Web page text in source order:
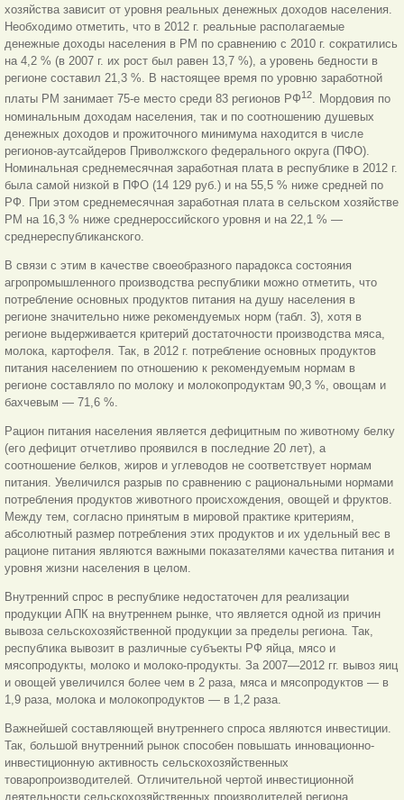
хозяйства зависит от уровня реальных денежных доходов населения.
Необходимо отметить, что в 2012 г. реальные располагаемые
денежные доходы населения в РМ по сравнению с 2010 г. сократились
на 4,2 % (в 2007 г. их рост был равен 13,7 %), а уровень бедности в
регионе составил 21,3 %. В настоящее время по уровню заработной
платы РМ занимает 75-е место среди 83 регионов РФ12. Мордовия по
номинальным доходам населения, так и по соотношению душевых
денежных доходов и прожиточного минимума находится в числе
регионов-аутсайдеров Приволжского федерального округа (ПФО).
Номинальная среднемесячная заработная плата в республике в 2012 г.
была самой низкой в ПФО (14 129 руб.) и на 55,5 % ниже средней по
РФ. При этом среднемесячная заработная плата в сельском хозяйстве
РМ на 16,3 % ниже среднероссийского уровня и на 22,1 % —
среднереспубликанского.
В связи с этим в качестве своеобразного парадокса состояния
агропромышленного производства республики можно отметить, что
потребление основных продуктов питания на душу населения в
регионе значительно ниже рекомендуемых норм (табл. 3), хотя в
регионе выдерживается критерий достаточности производства мяса,
молока, картофеля. Так, в 2012 г. потребление основных продуктов
питания населением по отношению к рекомендуемым нормам в
регионе составляло по молоку и молокопродуктам 90,3 %, овощам и
бахчевым — 71,6 %.
Рацион питания населения является дефицитным по животному белку
(его дефицит отчетливо проявился в последние 20 лет), а
соотношение белков, жиров и углеводов не соответствует нормам
питания. Увеличился разрыв по сравнению с рациональными нормами
потребления продуктов животного происхождения, овощей и фруктов.
Между тем, согласно принятым в мировой практике критериям,
абсолютный размер потребления этих продуктов и их удельный вес в
рационе питания являются важными показателями качества питания и
уровня жизни населения в целом.
Внутренний спрос в республике недостаточен для реализации
продукции АПК на внутреннем рынке, что является одной из причин
вывоза сельскохозяйственной продукции за пределы региона. Так,
республика вывозит в различные субъекты РФ яйца, мясо и
мясопродукты, молоко и молоко-продукты. За 2007—2012 гг. вывоз яиц
и овощей увеличился более чем в 2 раза, мяса и мясопродуктов — в
1,9 раза, молока и молокопродуктов — в 1,2 раза.
Важнейшей составляющей внутреннего спроса являются инвестиции.
Так, большой внутренний рынок способен повышать инновационно-
инвестиционную активность сельскохозяйственных
товаропроизводителей. Отличительной чертой инвестиционной
деятельности сельскохозяйственных производителей региона